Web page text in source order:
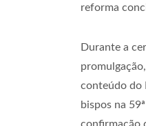
reforma
Durante a
conteúdo do
bispos na